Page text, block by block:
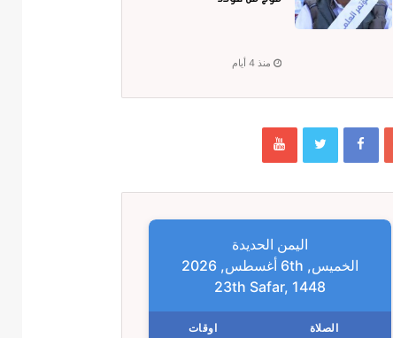
منذ 4 أيام
اليمن الحديدة
الخميس, 6th أغسطس, 2026
23th Safar, 1448
الصلاة اوقات